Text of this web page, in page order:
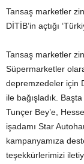
Tansaş marketler
DİTİB’in açtığı
Tansaş marketler
Süpermarketler
depremzedeler için
ile bağışladık.
Tunçer Bey’e,
işadamı Star
kampanyamıza
teşekkürlerimizi